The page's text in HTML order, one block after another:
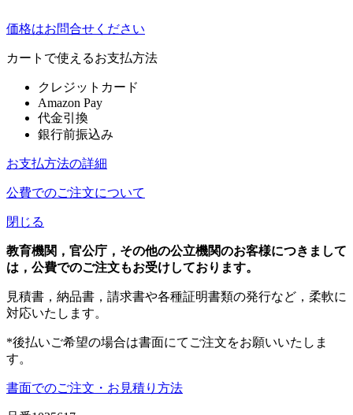
価格はお問合せください
カートで使えるお支払方法
クレジットカード
Amazon Pay
代金引換
銀行前振込み
お支払方法の詳細
公費でのご注文について
閉じる
教育機関，官公庁，その他の公立機関のお客様につきまして
は，公費でのご注文もお受けしております。
見積書，納品書，請求書や各種証明書類の発行など，柔軟に
対応いたします。
*後払いご希望の場合は書面にてご注文をお願いいたしま
す。
書面でのご注文・お見積り方法